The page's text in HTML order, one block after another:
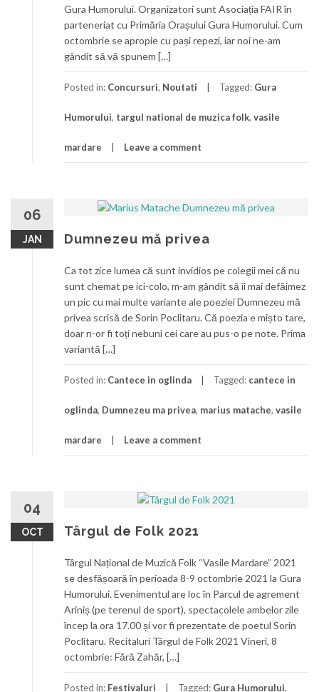
Gura Humorului. Organizatori sunt Asociația FAIR în
parteneriat cu Primăria Orașului Gura Humorului. Cum
octombrie se apropie cu pași repezi, iar noi ne-am
gândit să vă spunem […]
Posted in: Concursuri, Noutati Tagged: Gura
Humorului, targul national de muzica folk, vasile
mardare Leave a comment
06
JAN Dumnezeu mă privea
Ca tot zice lumea că sunt invidios pe colegii mei că nu
sunt chemat pe ici-colo, m-am gândit să îi mai defăimez
un pic cu mai multe variante ale poeziei Dumnezeu mă
privea scrisă de Sorin Poclitaru. Că poezia e mișto tare,
doar n-or fi toți nebuni cei care au pus-o pe note. Prima
variantă […]
Posted in: Cantece in oglinda Tagged: cantece in
oglinda, Dumnezeu ma privea, marius matache, vasile
mardare Leave a comment
04
OCT Târgul de Folk 2021
Târgul Național de Muzică Folk “Vasile Mardare” 2021
se desfășoară în perioada 8-9 octombrie 2021 la Gura
Humorului. Evenimentul are loc în Parcul de agrement
Ariniș (pe terenul de sport), spectacolele ambelor zile
încep la ora 17.00 și vor fi prezentate de poetul Sorin
Poclitaru. Recitaluri Târgul de Folk 2021 Vineri, 8
octombrie: Fără Zahăr, […]
Posted in: Festivaluri Tagged: Gura Humorului,